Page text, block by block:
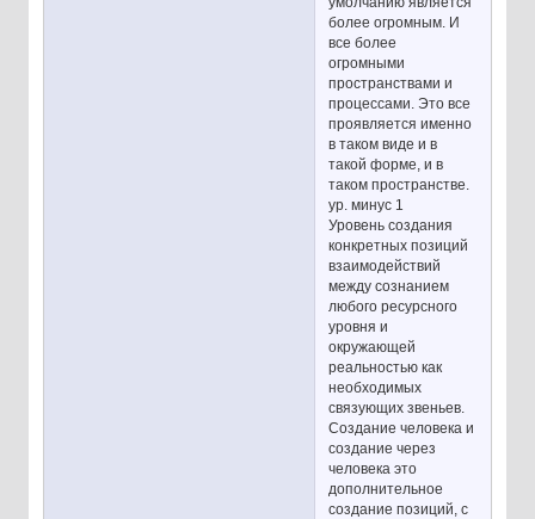
более огромным. И
все более
огромными
пространствами и
процессами. Это все
проявляется именно
в таком виде и в
такой форме, и в
таком пространстве.
ур. минус 1
Уровень создания
конкретных позиций
взаимодействий
между сознанием
любого ресурсного
уровня и
окружающей
реальностью как
необходимых
связующих звеньев.
Создание человека и
создание через
человека это
дополнительное
создание позиций, с